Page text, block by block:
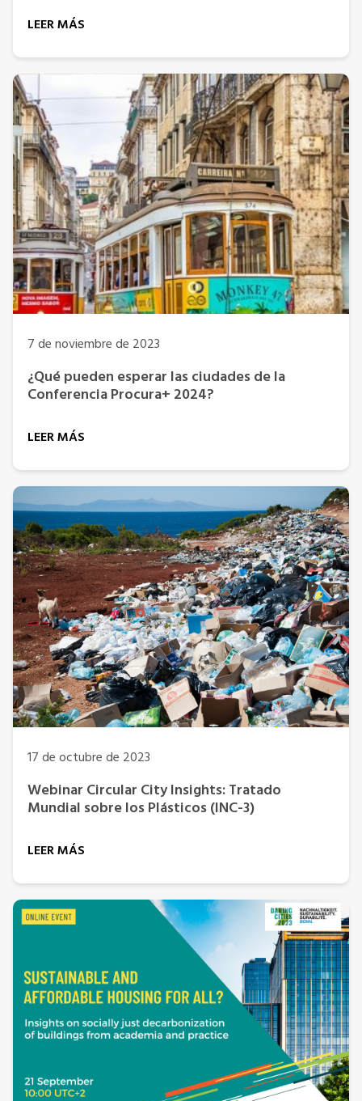
LEER MÁS
7 de noviembre de 2023
¿Qué pueden esperar las ciudades de la
Conferencia Procura+ 2024?
LEER MÁS
17 de octubre de 2023
Webinar Circular City Insights: Tratado
Mundial sobre los Plásticos (INC-3)
LEER MÁS